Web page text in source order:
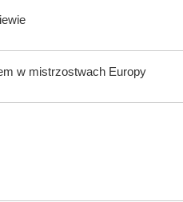
w mistrzostwach Europy